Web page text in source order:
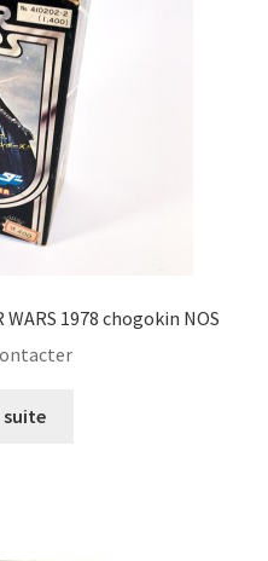
WARS 1978 chogokin NOS
suite